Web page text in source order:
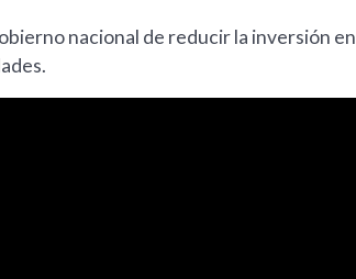
nacional de reducir la inversión en